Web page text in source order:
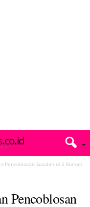
Pencoblosan Susulan di 2 Rumah
Pencoblosan